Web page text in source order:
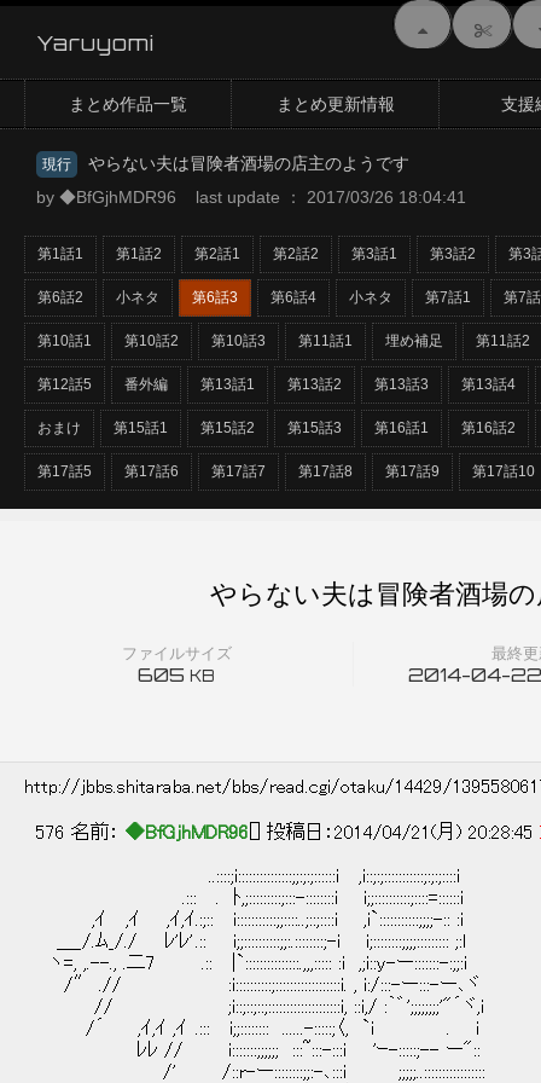
Yaruyomi
まとめ作品一覧 まとめ更新情報 支援
現行
やらない夫は冒険者酒場の店主のようです
by ◆BfGjhMDR96 last update ： 2017/03/26 18:04:41
第1話1 第1話2 第2話1 第2話2 第3話1 第3話2 第3
第6話2 小ネタ 第6話3 第6話4 小ネタ 第7話1 第7
第10話1 第10話2 第10話3 第11話1 埋め補足 第11話2
第12話5 番外編 第13話1 第13話2 第13話3 第13話4
おまけ 第15話1 第15話2 第15話3 第16話1 第16話2
第17話5 第17話6 第17話7 第17話8 第17話9 第17話10
ファイルサイズ
605 KB
最終
2014-04-
やらない夫は冒険者酒場
http://jbbs.shitaraba.net/bbs/read.cgi/otaku/14429/
576 名前： ◆BfGjhMDR96 [] 投稿日：2014/04/21(月) 20:28:45
..::::;i:::::::::::::::;;:;:;::::::i ,i::;:;:::::::::::;:;:;::::i
.::: . ﾄ,;:::::::::;:::-::::::::i i;;::::::::::;::::=::::::i
,ｲ ,ｲ ,ｲ,ｲ.:;:: i:::::::::::;;::::..;::;::::i ,i`:::::::::::;;;;-:: :i
＿_/.ﾑ_/./ ﾚ'ﾚ' .:: i;;::::::::::;;:.::::::::;-i i;::::::::;;;;:::::::::
ヽ=, ,.--., .二7 .:: |`:::::::::::::::.,,,::::: :i ,;i::y-ー:::::::-:;;:i
/″ .// :i::::::::::;::::::::::::::::::i. , i:/:::-ー:::-ー､ヾ ゝ
// ;i::;::;::;::::::::::::::::::::i, ::i,/ :｀゛';;;;;;;;'"´ヾ,i
/´ ,ｲ,ｲ ,ｲ .::: i;;:::::::: ......-:::::;〈, `i . i
ﾚﾚ // i:::::::;;;;;; :::~:::-:::i 'ｰ-:::::;-- ー"::
/' /::r-ー::::::::;;:-､:::i ;;;;;..:::::::::::::::::